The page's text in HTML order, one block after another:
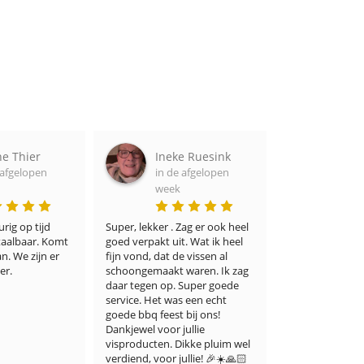
Ineke Ruesink
in de afgelopen
week
Super, lekker . Zag er ook heel
goed verpakt uit. Wat ik heel
fijn vond, dat de vissen al
schoongemaakt waren. Ik zag
daar tegen op. Super goede
service. Het was een echt
goede bbq feest bij ons!
Dankjewel voor jullie
visproducten. Dikke pluim wel
verdiend, voor jullie! 🎉☀️🙏🏻
Ik denk dat zelfs de meest
veeleisende visliefhebbers
winkel niet alleen een
keuze biedt, maar vooral